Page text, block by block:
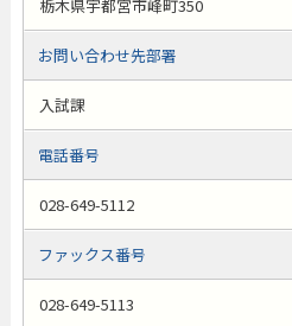
栃木県宇都宮市峰町350
お問い合わせ先部署
入試課
電話番号
028-649-5112
ファックス番号
028-649-5113